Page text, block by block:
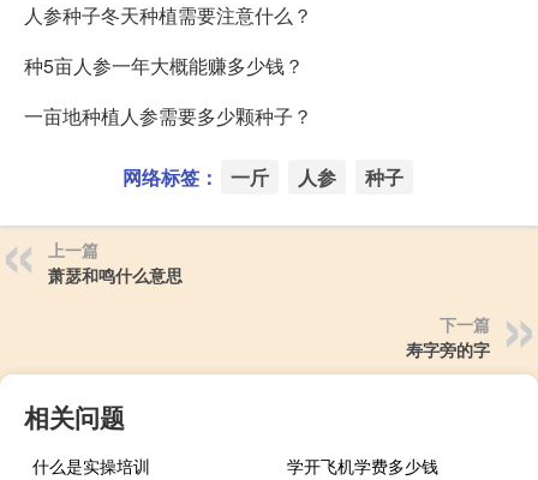
人参种子冬天种植需要注意什么？
种5亩人参一年大概能赚多少钱？
一亩地种植人参需要多少颗种子？
网络标签： 一斤 人参 种子
上一篇
萧瑟和鸣什么意思
下一篇
寿字旁的字
相关问题
什么是实操培训
学开飞机学费多少钱